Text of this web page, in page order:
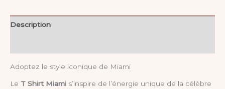
Description
Adoptez le style iconique de Miami
Le T Shirt Miami s’inspire de l’énergie unique de la célèbre